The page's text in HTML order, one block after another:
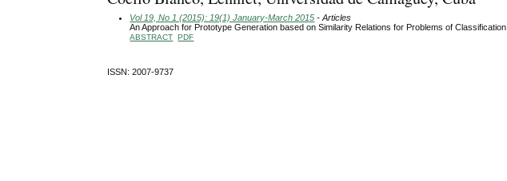
Vol 19, No 1 (2015): 19(1) January-March 2015 - Articles
An Approach for Prototype Generation based on Similarity Relations for Problems of Classification
ABSTRACT PDF
ISSN: 2007-9737